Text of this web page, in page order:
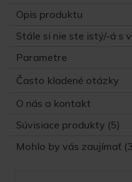
Opis produktu
Stále si nie ste istý/-á s
Parametre
Často kladené otázky
O nás a kontakt
Súvisiace produkty (5)
Mohlo by vás zaujímať